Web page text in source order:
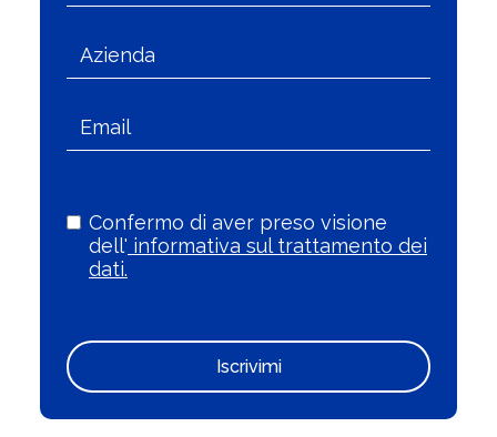
Confermo di aver preso visione
dell' informativa sul trattamento dei
dati.
Iscrivimi